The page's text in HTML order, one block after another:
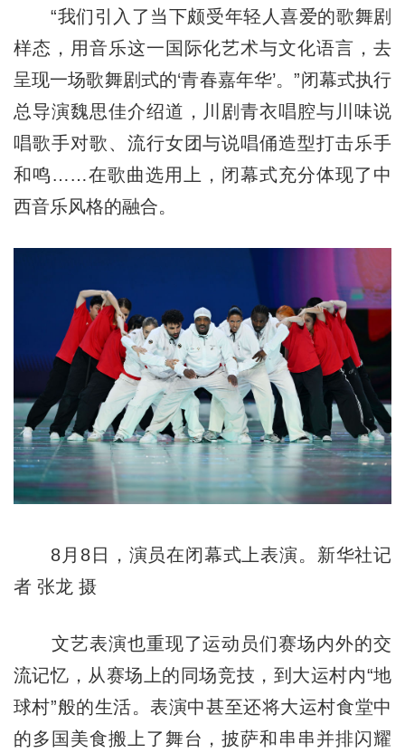
“我们引入了当下颇受年轻人喜爱的歌舞剧
样态，用音乐这一国际化艺术与文化语言，去
呈现一场歌舞剧式的‘青春嘉年华’。”闭幕式执行
总导演魏思佳介绍道，川剧青衣唱腔与川味说
唱歌手对歌、流行女团与说唱俑造型打击乐手
和鸣……在歌曲选用上，闭幕式充分体现了中
西音乐风格的融合。
8月8日，演员在闭幕式上表演。新华社记
者 张龙 摄
文艺表演也重现了运动员们赛场内外的交
流记忆，从赛场上的同场竞技，到大运村内“地
球村”般的生活。表演中甚至还将大运村食堂中
的多国美食搬上了舞台，披萨和串串并排闪耀